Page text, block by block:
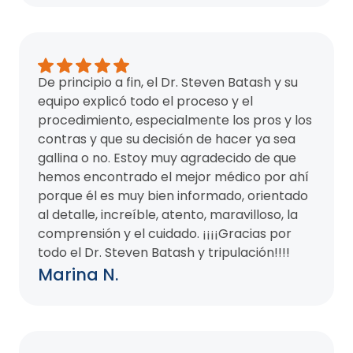
De principio a fin, el Dr. Steven Batash y su
equipo explicó todo el proceso y el
procedimiento, especialmente los pros y los
contras y que su decisión de hacer ya sea
gallina o no. Estoy muy agradecido de que
hemos encontrado el mejor médico por ahí
porque él es muy bien informado, orientado
al detalle, increíble, atento, maravilloso, la
comprensión y el cuidado. ¡¡¡¡Gracias por
todo el Dr. Steven Batash y tripulación!!!!
Marina N.